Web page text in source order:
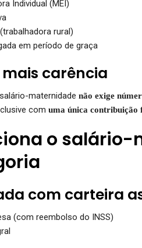
Individual (MEI)
rural)
em período de graça
mais carência
maternidade não exige
com uma única contribuição
o
com carteira
(com reembolso do INSS)